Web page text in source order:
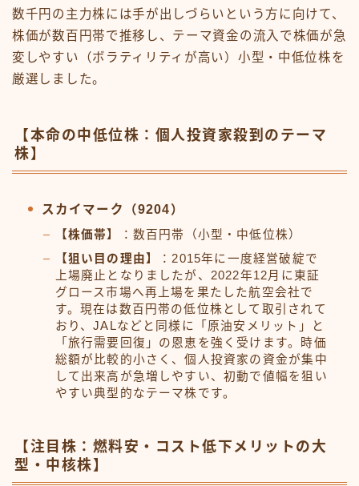
数千円の主力株には手が出しづらいという方に向けて、
株価が数百円帯で推移し、テーマ資金の流入で株価が急
変しやすい（ボラティリティが高い）小型・中低位株を
厳選しました。
【本命の中低位株：個人投資家殺到のテーマ
株】
スカイマーク（9204）
【株価帯】
：数百円帯（小型・中低位株）
【狙い目の理由】
：2015年に一度経営破綻で
上場廃止となりましたが、2022年12月に東証
グロース市場へ再上場を果たした航空会社で
す。現在は数百円帯の低位株として取引されて
おり、JALなどと同様に「原油安メリット」と
「旅行需要回復」の恩恵を強く受けます。時価
総額が比較的小さく、個人投資家の資金が集中
して出来高が急増しやすい、初動で値幅を狙い
やすい典型的なテーマ株です。
【注目株：燃料安・コスト低下メリットの大
型・中核株】